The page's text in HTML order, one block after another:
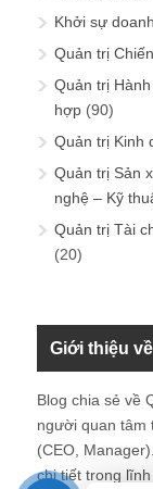
Khởi sự
Quản trị
Quản trị
hợp (90)
Quản trị Kinh
Quản trị Sản
nghệ – Kỹ
Quản trị Tài
(20)
Giới thiệu
Blog chia sẻ về
người quan tâm
(CEO,
chi tiết trong